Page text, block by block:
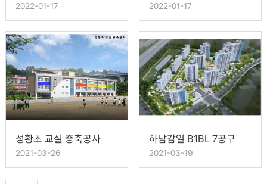
2022-01-17 2022-01-17
성황초 교실 증축공사
2021-03-26
하남감일 B1BL 7공구
2021-03-19